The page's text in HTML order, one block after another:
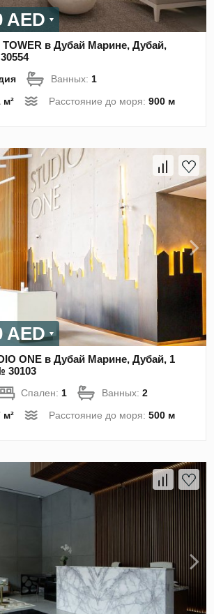
AED
TOWER в Дубай Марине, Дубай,
Ванных:1
м² Расстояние до моря:900 м
AED
ONE в Дубай Марине, Дубай, 1
30103
Спален: 1 Ванных:2
м² Расстояние до моря:500 м